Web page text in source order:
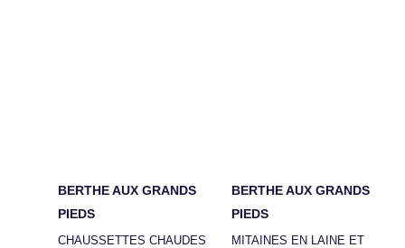
BERTHE AUX GRANDS
PIEDS
CHAUSSETTES CHAUDES
BERTHE AUX GRANDS
PIEDS
MITAINES EN LAINE ET